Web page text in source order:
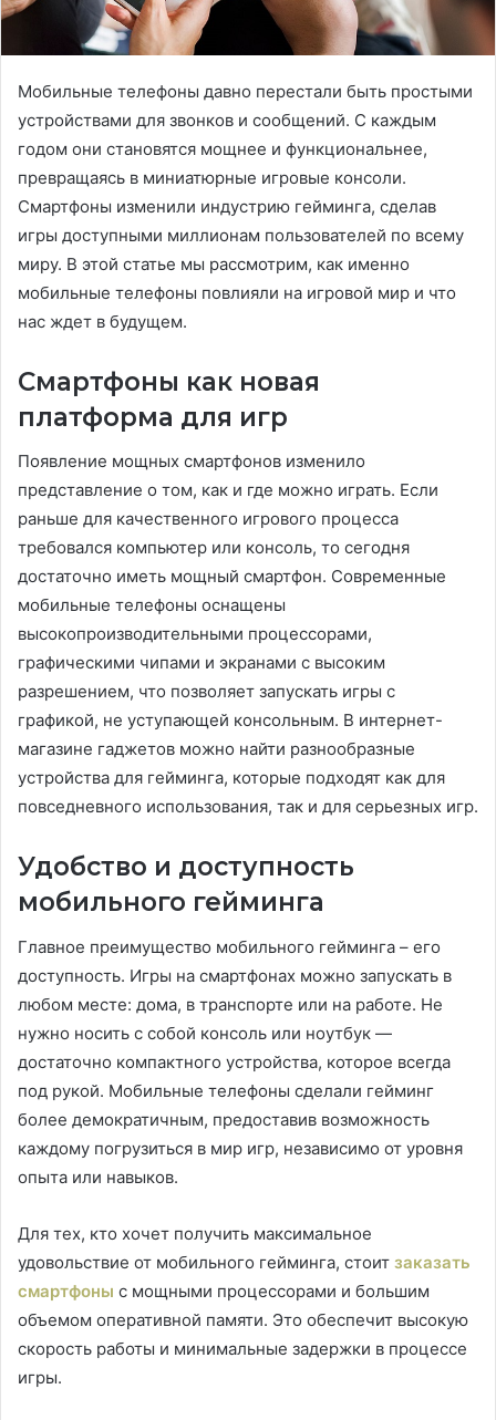
Мобильные телефоны давно перестали быть простыми
устройствами для звонков и сообщений. С каждым
годом они становятся мощнее и функциональнее,
превращаясь в миниатюрные игровые консоли.
Смартфоны изменили индустрию гейминга, сделав
игры доступными миллионам пользователей по всему
миру. В этой статье мы рассмотрим, как именно
мобильные телефоны повлияли на игровой мир и что
нас ждет в будущем.
Смартфоны как новая
платформа для игр
Появление мощных смартфонов изменило
представление о том, как и где можно играть. Если
раньше для качественного игрового процесса
требовался компьютер или консоль, то сегодня
достаточно иметь мощный смартфон. Современные
мобильные телефоны оснащены
высокопроизводительными процессорами,
графическими чипами и экранами с высоким
разрешением, что позволяет запускать игры с
графикой, не уступающей консольным. В интернет-
магазине гаджетов можно найти разнообразные
устройства для гейминга, которые подходят как для
повседневного использования, так и для серьезных игр.
Удобство и доступность
мобильного гейминга
Главное преимущество мобильного гейминга – его
доступность. Игры на смартфонах можно запускать в
любом месте: дома, в транспорте или на работе. Не
нужно носить с собой консоль или ноутбук —
достаточно компактного устройства, которое всегда
под рукой. Мобильные телефоны сделали гейминг
более демократичным, предоставив возможность
каждому погрузиться в мир игр, независимо от уровня
опыта или навыков.
Для тех, кто хочет получить максимальное
удовольствие от мобильного гейминга, стоит заказать
смартфоны с мощными процессорами и большим
объемом оперативной памяти. Это обеспечит высокую
скорость работы и минимальные задержки в процессе
игры.